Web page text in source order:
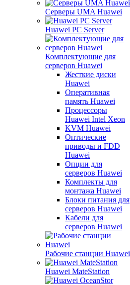
Серверы UMA Huawei
Huawei PC Server
Комплектующие для
серверов Huawei
Жесткие диски
Huawei
Оперативная
память Huawei
Процессоры
Huawei Intel Xeon
KVM Huawei
Оптические
приводы и FDD
Huawei
Опции для
серверов Huawei
Комплекты для
монтажа Huawei
Блоки питания для
серверов Huawei
Кабели для
серверов Huawei
Рабочие станции Huawei
Huawei MateStation